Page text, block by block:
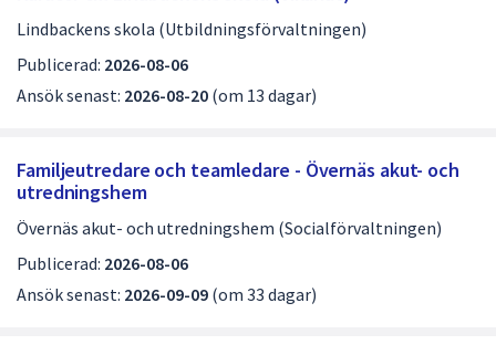
Lindbackens skola (Utbildningsförvaltningen)
Publicerad: 2026-08-06
Ansök senast: 2026-08-20 (om 13 dagar)
Familjeutredare och teamledare - Övernäs akut- och
utredningshem
Övernäs akut- och utredningshem (Socialförvaltningen)
Publicerad: 2026-08-06
Ansök senast: 2026-09-09 (om 33 dagar)